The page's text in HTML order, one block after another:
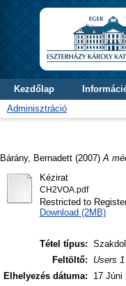
Kezdőlap
Adminisztráció
Bárány, Bernadett (2007) A
Kézirat
CH2VOA.pdf
Restricted to
Download (2MB)
Tétel típus:
Feltöltő:
Users
Elhelyezés dátuma:
17 Júni